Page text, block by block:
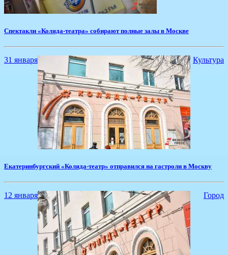
Спектакли «Коляда-театра» собирают полные залы в Москве
31 января Культура
​Екатеринбургский «Коляда-театр» отправился на гастроли в Москву
12 января Город